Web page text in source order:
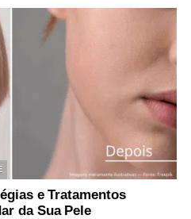
e Tratamentos
da Sua Pele